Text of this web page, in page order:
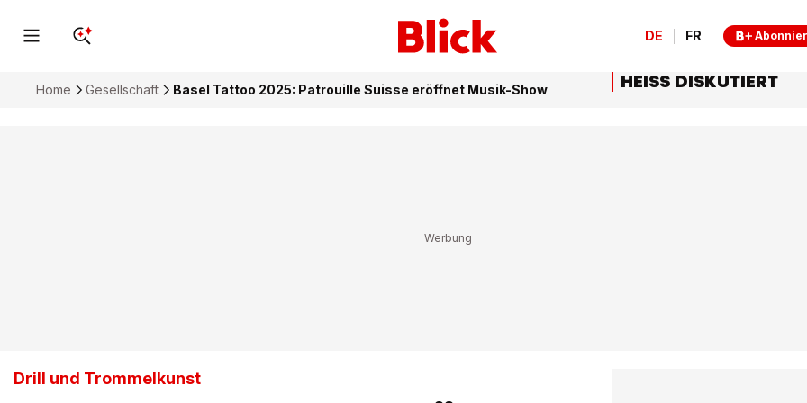
DE FR
Home Gesellschaft Basel Tattoo 2025: Patrouille Suisse eröffnet Musik-Show
Drill und Trommelkunst
HEISS DISKUTIERT